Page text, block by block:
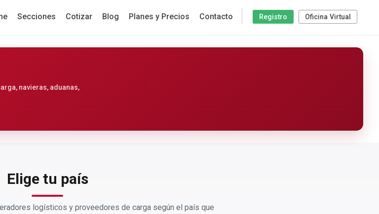
Registro Oficina Virtual
Secciones Cotizar Blog Planes y Precios Contacto
navieras, aduanas,
Elige tu país
logísticos y proveedores de carga según el país que